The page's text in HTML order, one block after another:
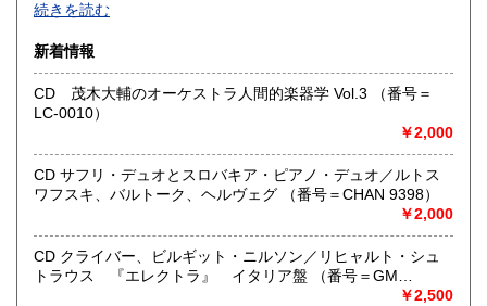
す）。
ール、定形外郵便、
ネコポス、ヤマト宅急便などでお届けしています。
但し、お客様が配送方法をご指定になる場合又は、
後払いをご希望の場合は送料の実費をお支払い頂きます。
代引きをご希望の場合は代引き手数料及び送料の実費をお
支払い下さい。
●公費ご購入を承ります。 送料は実費をご負担下さい。 お
支払いは後払いが可能です。
※当店は【インボイス制度】の適格請求書発行事業者では
ございません。
●当店では迅速な発送を心掛けています。
ご送金、ご決済の確認が出来ましたら通常24時間以内にお
続きを読む
新着情報
CD 茂木大輔のオーケストラ人間的楽器学 Vol.3 （番号＝
LC-0010）
￥2,000
CD サフリ・デュオとスロバキア・ピアノ・デュオ／ルトス
ワフスキ、バルトーク、ヘルヴェグ （番号＝CHAN 9398）
￥2,000
CD クライバー、ビルギット・ニルソン／リヒャルト・シュ
トラウス 『エレクトラ』 イタリア盤 （番号＝GM
￥2,500